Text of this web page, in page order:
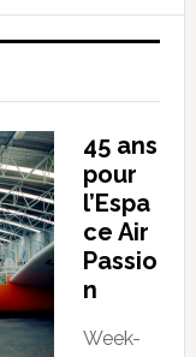
45 ans
pour
l’Espa
ce Air
Passio
n
Week-